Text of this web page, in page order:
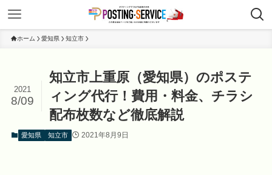
ホーム 愛知県 知立市
知立市上重原（愛知県）のポステ
ィング代行！費用・料金、チラシ
配布枚数など徹底解説
2021
8/09
愛知県 知立市 2021年8月9日